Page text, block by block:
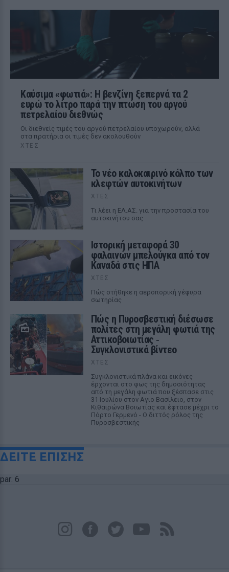
Καύσιμα «φωτιά»: Η βενζίνη ξεπερνά τα 2
ευρώ το λίτρο παρά την πτώση του αργού
πετρελαίου διεθνώς
Οι διεθνείς τιμές του αργού πετρελαίου υποχωρούν, αλλά
στα πρατήρια οι τιμές δεν ακολουθούν
ΧΤΕΣ
Το νέο καλοκαιρινό κόλπο των
κλεφτών αυτοκινήτων
ΧΤΕΣ
Tι λέει η ΕΛ.ΑΣ. για την προστασία του
αυτοκινήτου σας
Ιστορική μεταφορά 30
φαλαινών μπελούγκα από τον
Καναδά στις ΗΠΑ
ΧΤΕΣ
Πώς στήθηκε η αεροπορική γέφυρα
σωτηρίας
Πώς η Πυροσβεστική διέσωσε
πολίτες στη μεγάλη φωτιά της
Αττικοβοιωτίας ‑
Συγκλονιστικά βίντεο
ΧΤΕΣ
Συγκλονιστικά πλάνα και εικόνες
έρχονται στο φως της δημοσιότητας
από τη μεγάλη φωτιά που ξέσπασε στις
31 Ιουλίου στον Αγιο Βασίλειο, στον
Κιθαιρώνα Βοιωτίας και έφτασε μέχρι το
Πόρτο Γερμενό - Ο διττός ρόλος της
Πυροσβεστικής
ΔΕΙΤΕ ΕΠΙΣΗΣ
par: 6